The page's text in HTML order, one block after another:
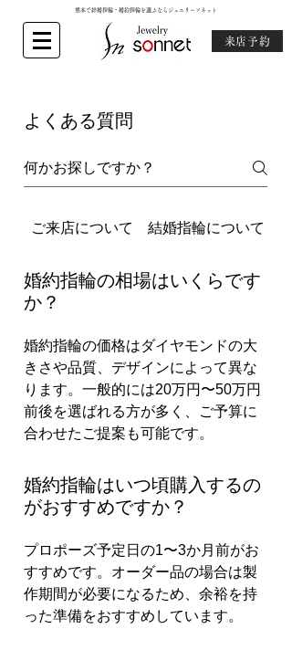
熊本で結婚指輪・婚約指輪を選ぶならジュエリーソネット
来店予約
よくある質問
ご来店について 結婚指輪について
婚約指輪の相場はいくらです
か？
婚約指輪の価格はダイヤモンドの大
きさや品質、デザインによって異な
ります。一般的には20万円〜50万円
前後を選ばれる方が多く、ご予算に
合わせたご提案も可能です。
婚約指輪はいつ頃購入するの
がおすすめですか？
プロポーズ予定日の1〜3か月前がお
すすめです。オーダー品の場合は製
作期間が必要になるため、余裕を持
った準備をおすすめしています。